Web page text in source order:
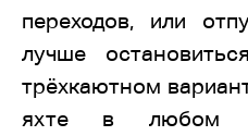
переходов, или
лучше
трёхкаютном
яхте в любом